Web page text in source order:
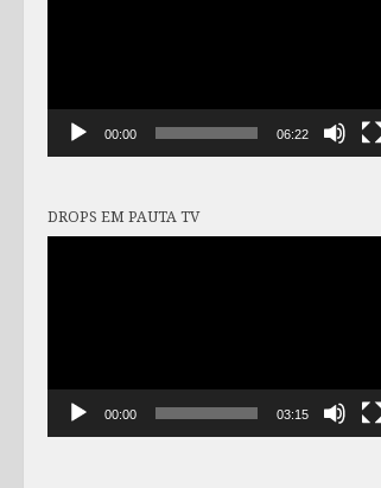
00:00 06:22
DROPS EM PAUTA TV
00:00 03:15